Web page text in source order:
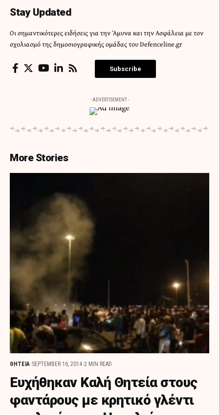
Stay Updated
Οι σημαντικότερες ειδήσεις για την Άμυνα και την Ασφάλεια με τον
σχολιασμό της δημοσιογραφικής ομάδας του Defenceline.gr
Subscribe
- ADVERTISEMENT -
More Stories
ΘΗΤΕΙΑ SEPTEMBER 16, 2014 2 MIN READ
Ευχήθηκαν Καλή Θητεία στους
φαντάρους με κρητικό γλέντι